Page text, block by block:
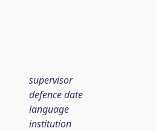
supervisor
defence date
language
institution